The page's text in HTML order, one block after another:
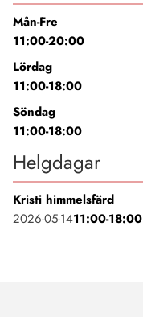
Mån-Fre
11:00-20:00
Lördag
11:00-18:00
Söndag
11:00-18:00
Helgdagar
Kristi himmelsfärd
2026-05-1411:00-18:00